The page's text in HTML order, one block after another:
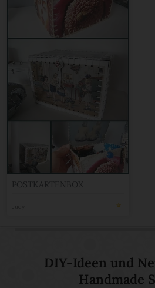
POSTKARTENBOX
DIY-Ideen und
Handmade